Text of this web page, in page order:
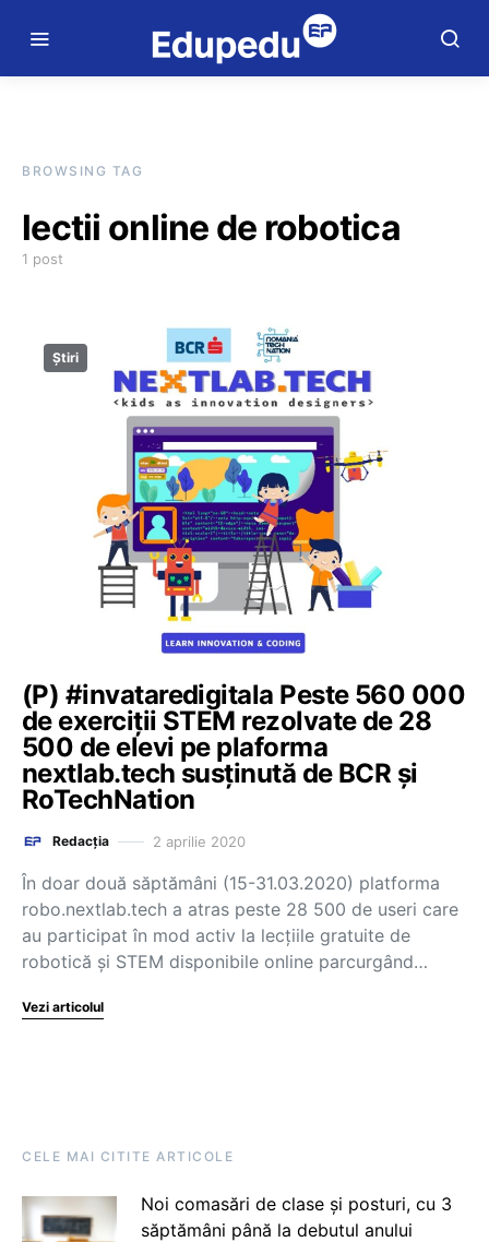
BROWSING TAG
lectii online de robotica
1 post
Știri
(P) #invataredigitala Peste 560 000
de exerciții STEM rezolvate de 28
500 de elevi pe plaforma
nextlab.tech susținută de BCR și
RoTechNation
Redacția 2 aprilie 2020
În doar două săptămâni (15-31.03.2020) platforma
robo.nextlab.tech a atras peste 28 500 de useri care
au participat în mod activ la lecțiile gratuite de
robotică și STEM disponibile online parcurgând…
Vezi articolul
CELE MAI CITITE ARTICOLE
Noi comasări de clase și posturi, cu 3
săptămâni până la debutul anului